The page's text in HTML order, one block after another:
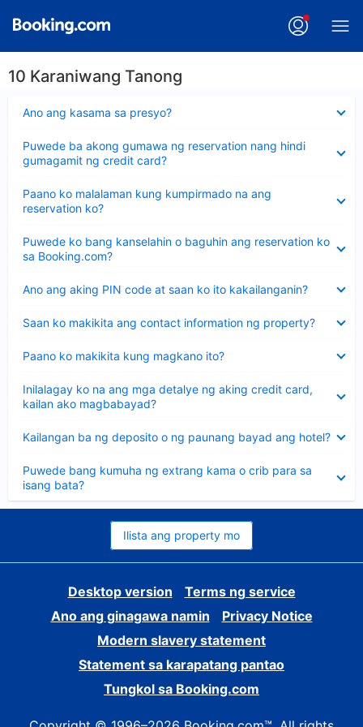
10 Karaniwang Tanong
Ano ang kasama sa presyo?
ang
Puwede ba akong gumawa ng reservation nang hindi
gumagamit ng credit card?
ang
sagot
Paano ko malalaman kung kumpirmado na ang
reservation ko?
ang
sagot
Puwede ko bang kanselahin o baguhin ang reservation ko
sa Booking.com?
ang
sagot
Ano ang aking PIN code at saan ko ito kakailanganin?
ang
Saan ko makikita ang contact information ng property?
ang
Paano ko makikita kung magkano ito?
ang
Inilalagay ko na ang mga detalye ng aking credit card,
kailan ako magbabayad?
ang
sagot
Kailangan ba ng deposito o ng paunang bayad ang hotel?
ang
Puwede bang kumuha ng extrang kama o crib para sa
isang bata?
ang
sagot
Ilista ang property mo
Desktop version
Terms ng service
Ano ang ginagawa namin
Privacy Notice
Modern slavery statement
Statement sa karapatang pantao
Tungkol sa Booking.com